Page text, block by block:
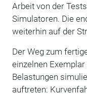
Arbeit von der
Simulatoren. Die
weiterhin auf der
Der Weg zum
einzelnen
Belastungen
auftreten: